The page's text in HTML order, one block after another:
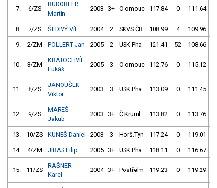
7. 6/ZS
RUDORFER
Martin
2003 3+ Olomouc 117.84 0 111.64
8. 7/ZS ŠEDIVÝ Vít 2004 2 SKVS ČB 108.99 4 109.96
9. 2/ZM POLLERT Jan 2005 2 USK Pha 121.41 52 108.66
10. 3/ZM
KRATOCHVÍL
Lukáš
2005 3 Olomouc 112.76 0 115.12
11. 8/ZS
JANOUŠEK
Viktor
2003 3 USK Pha 113.09 0 111.45
12. 9/ZS
MAREŠ
Jakub
2003 3+ Č.Kruml. 113.82 0 113.76
13. 10/ZS KUNEŠ Daniel 2003 3 Horš.Týn 117.24 0 119.01
14. 4/ZM JIRAS Filip 2005 3+ USK Pha 118.11 0 116.67
15. 11/ZS
RAŠNER
Karel
2004 3+ Postřelm 119.23 0 119.29